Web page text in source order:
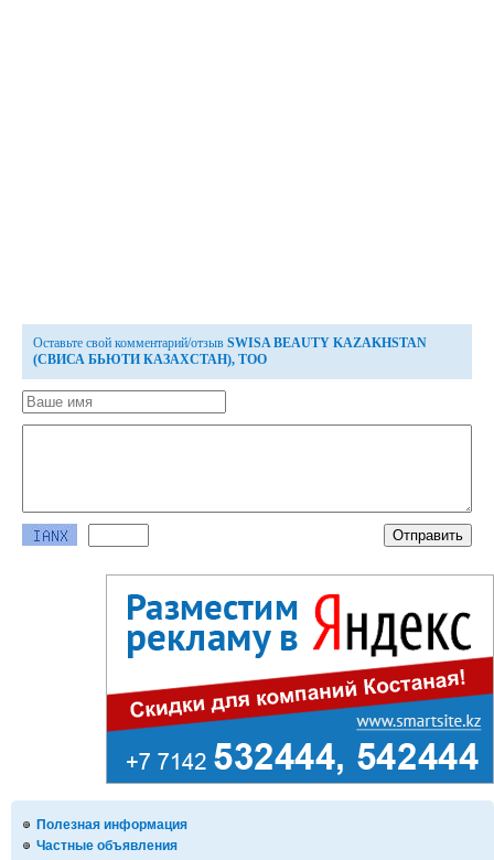
Полезная информация
Частные объявления
Оставьте свой комментарий/отзыв SWISA BEAUTY KAZAKHSTAN
(СВИСА БЬЮТИ КАЗАХСТАН), ТОО